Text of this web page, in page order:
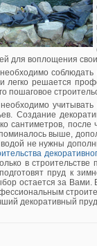
для воплощения
легко решается
пошаговое
Создание
сантиметров,
выше,
не нужны
в
пруд к
остается за Вами.
декоративный